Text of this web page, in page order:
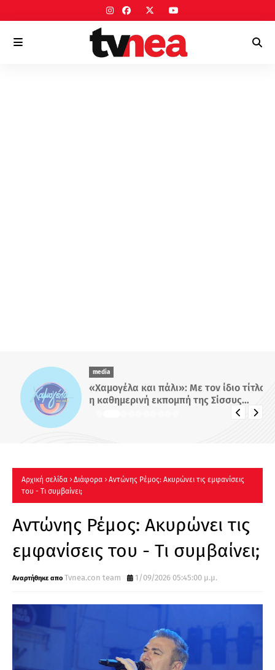
media
«Χαμογέλα και πάλι»: Με τον ίδιο τίτλο
η καθημερινή εκπομπή της Σίσσυς
Αρχική σελίδα Διάφορα
Αντώνης Ρέμος: Ακυρώνει τις εμφανίσεις
του - Τι συμβαίνει;
Αντώνης Ρέμος: Ακυρώνει τις
εμφανίσεις του - Τι συμβαίνει;
Tvnea.con team 1/09/2026 05:45:00 μ.μ.